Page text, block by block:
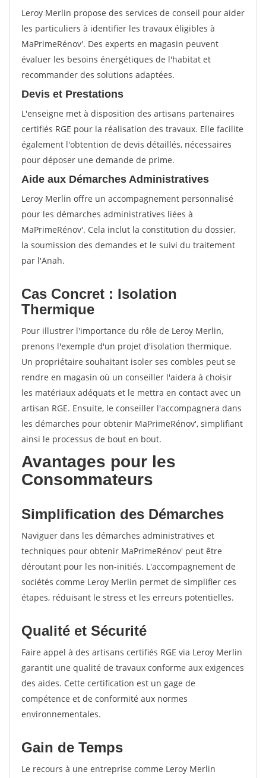
Leroy Merlin propose des services de conseil pour aider
les particuliers à identifier les travaux éligibles à
MaPrimeRénov'. Des experts en magasin peuvent
évaluer les besoins énergétiques de l'habitat et
recommander des solutions adaptées.
Devis et Prestations
L'enseigne met à disposition des artisans partenaires
certifiés RGE pour la réalisation des travaux. Elle facilite
également l'obtention de devis détaillés, nécessaires
pour déposer une demande de prime.
Aide aux Démarches Administratives
Leroy Merlin offre un accompagnement personnalisé
pour les démarches administratives liées à
MaPrimeRénov'. Cela inclut la constitution du dossier,
la soumission des demandes et le suivi du traitement
par l'Anah.
Cas Concret : Isolation
Thermique
Pour illustrer l'importance du rôle de Leroy Merlin,
prenons l'exemple d'un projet d'isolation thermique.
Un propriétaire souhaitant isoler ses combles peut se
rendre en magasin où un conseiller l'aidera à choisir
les matériaux adéquats et le mettra en contact avec un
artisan RGE. Ensuite, le conseiller l'accompagnera dans
les démarches pour obtenir MaPrimeRénov', simplifiant
ainsi le processus de bout en bout.
Avantages pour les
Consommateurs
Simplification des Démarches
Naviguer dans les démarches administratives et
techniques pour obtenir MaPrimeRénov' peut être
déroutant pour les non-initiés. L'accompagnement de
sociétés comme Leroy Merlin permet de simplifier ces
étapes, réduisant le stress et les erreurs potentielles.
Qualité et Sécurité
Faire appel à des artisans certifiés RGE via Leroy Merlin
garantit une qualité de travaux conforme aux exigences
des aides. Cette certification est un gage de
compétence et de conformité aux normes
environnementales.
Gain de Temps
Le recours à une entreprise comme Leroy Merlin